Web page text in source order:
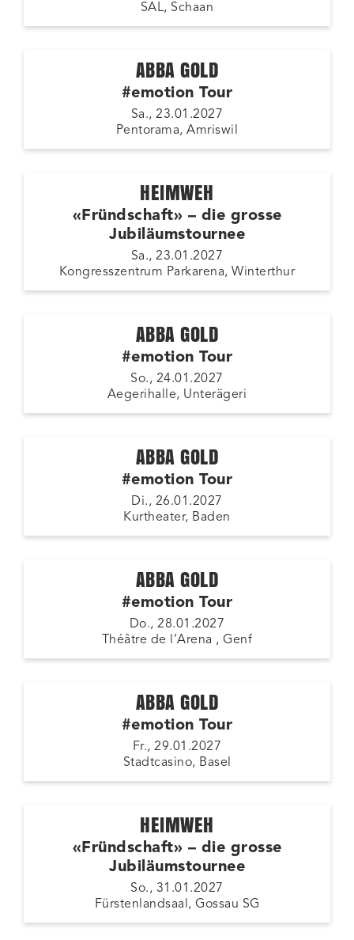
SAL, Schaan
ABBA GOLD
#emotion Tour
Sa., 23.01.2027
Pentorama, Amriswil
HEIMWEH
«Fründschaft» – die grosse
Jubiläumstournee
Sa., 23.01.2027
Kongresszentrum Parkarena, Winterthur
ABBA GOLD
#emotion Tour
So., 24.01.2027
Aegerihalle, Unterägeri
ABBA GOLD
#emotion Tour
Di., 26.01.2027
Kurtheater, Baden
ABBA GOLD
#emotion Tour
Do., 28.01.2027
Théâtre de l’Arena , Genf
ABBA GOLD
#emotion Tour
Fr., 29.01.2027
Stadtcasino, Basel
HEIMWEH
«Fründschaft» – die grosse
Jubiläumstournee
So., 31.01.2027
Fürstenlandsaal, Gossau SG